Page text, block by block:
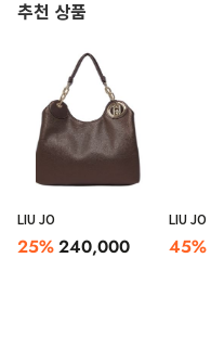
추천 상품
LIU JO
25%240,000
LIU JO
45%